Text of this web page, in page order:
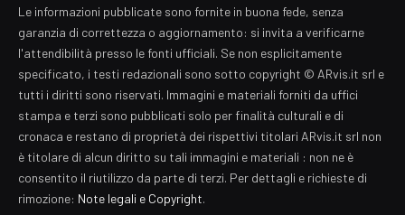
Le informazioni pubblicate sono fornite in buona fede, senza
garanzia di correttezza o aggiornamento: si invita a verificarne
l'attendibilità presso le fonti ufficiali. Se non esplicitamente
specificato, i testi redazionali sono sotto copyright © ARvis.it srl e
tutti i diritti sono riservati. Immagini e materiali forniti da uffici
stampa e terzi sono pubblicati solo per finalità culturali e di
cronaca e restano di proprietà dei rispettivi titolari ARvis.it srl non
è titolare di alcun diritto su tali immagini e materiali : non ne è
consentito il riutilizzo da parte di terzi. Per dettagli e richieste di
rimozione: Note legali e Copyright.